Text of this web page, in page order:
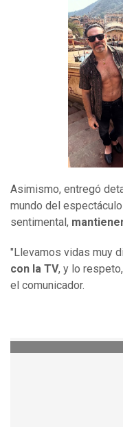
Asimismo, entregó
mundo del
sentimental,
"Llevamos vidas muy
con la TV, y lo
el comunicador.